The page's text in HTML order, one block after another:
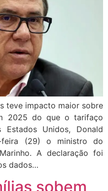
teve impacto maior sobre
2025 do que o tarifaço
Unidos, Donald
feira (29) o ministro do
A declaração foi
dados…
sobem